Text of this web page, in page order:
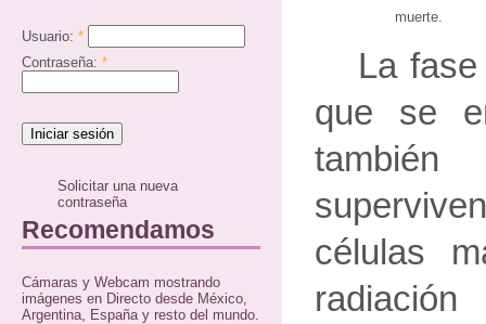
Usuario: *
Contraseña: *
Solicitar una nueva
contraseña
Recomendamos
Cámaras y Webcam mostrando
imágenes en Directo desde México,
Argentina, España y resto del mundo.
muerte.
La
que se
células